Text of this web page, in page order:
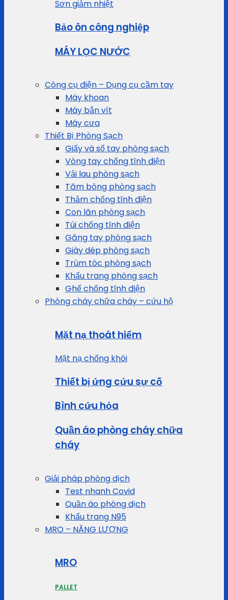
Sơn giảm nhiệt
Bảo ôn công nghiệp
MÁY LỌC NƯỚC
Công cụ điện – Dụng cụ cầm tay
Máy khoan
Máy bắn vít
Máy cưa
Thiết Bị Phòng Sạch
Giấy và sổ tay phòng sạch
Vòng tay chống tĩnh điện
Vải lau phòng sạch
Tăm bông phòng sạch
Thảm chống tĩnh điện
Con lăn phòng sạch
Túi chống tĩnh điện
Găng tay phòng sạch
Giày dép phòng sạch
Trùm tóc phòng sạch
Khẩu trang phòng sạch
Ghế chống tĩnh điện
Phòng cháy chữa cháy – cứu hộ
Mặt nạ thoát hiểm
Mặt nạ chống khói
Thiết bị ứng cứu sự cố
Bình cứu hỏa
Quần áo phòng cháy chữa
cháy
Giải pháp phòng dịch
Test nhanh Covid
Quần áo phòng dịch
Khẩu trang N95
MRO – NĂNG LƯỢNG
MRO
PALLET